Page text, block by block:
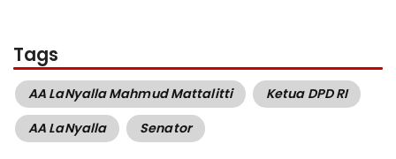
Tags
AA LaNyalla Mahmud Mattalitti
Ketua DPD RI
AA LaNyalla
Senator